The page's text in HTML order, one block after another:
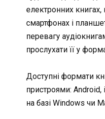
електронних книгах,
смартфонах і
перевагу
прослухати її у
Доступні формати
пристроями:
на базі Windows чи